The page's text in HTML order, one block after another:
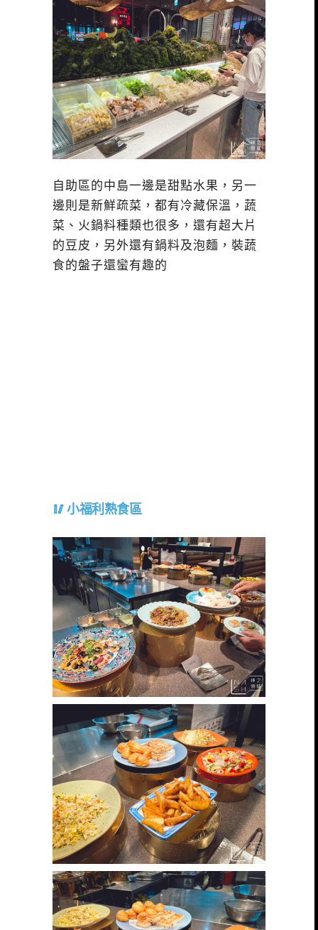
自助區的中島一邊是甜點水果，另一
邊則是新鮮疏菜，都有冷藏保溫，蔬
菜、火鍋料種類也很多，還有超大片
的豆皮，另外還有鍋料及泡麵，裝蔬
食的盤子還蠻有趣的
小福利熟食區